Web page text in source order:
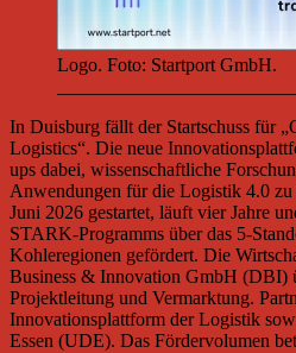
Logo. Foto: Startport GmbH.
In Duisburg fällt der Startschuss für
Logistics“. Die neue
ups dabei, wissenschaftliche
Anwendungen für die Logistik 4.0
Juni 2026 gestartet, läuft vier Jahre
STARK-Programms über das 5-
Kohleregionen gefördert. Die
Business & Innovation GmbH (DBI)
Projektleitung und Vermarktung.
Innovationsplattform der Logistik
Essen (UDE). Das Fördervolumen